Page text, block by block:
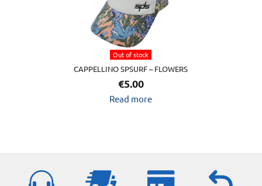
Out of stock
CAPPELLINO SPSURF – FLOWERS
€5.00
Read more